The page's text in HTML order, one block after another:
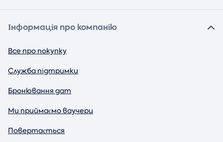
Інформація про компанію
Все про покупку
Служба підтримки
Бронювання дат
Ми приймаємо ваучери
Повертається